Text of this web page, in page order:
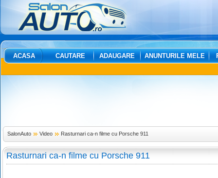
ACASA CAUTARE ADAUGARE ANUNTURILE MELE
SalonAuto Video Rasturnari ca-n filme cu Porsche 911
Rasturnari ca-n filme cu Porsche 911